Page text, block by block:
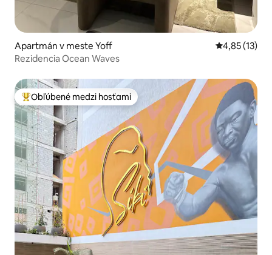
Apartmán v meste Yoff Priemerné
4,85 (13)
Rezidencia Ocean Waves
Najobľúbenejšie medzi hosťami
Obľúbené medzi hosťami